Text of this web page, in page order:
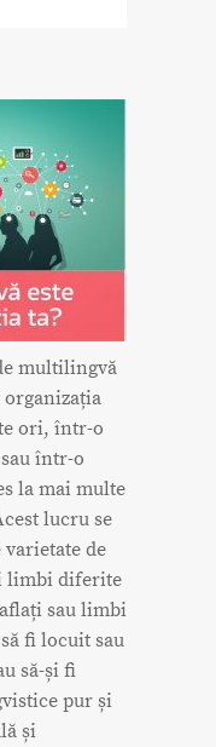
multilingvă
organizația
ori, într-o
într-o
la mai multe
lucru se
de
limbi diferite
sau limbi
fi locuit sau
să-și fi
pur și
și